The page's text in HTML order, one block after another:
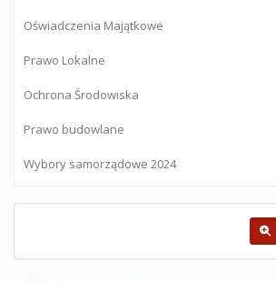
Oświadczenia Majątkowe
Prawo Lokalne
Ochrona Środowiska
Prawo budowlane
Wybory samorządowe 2024